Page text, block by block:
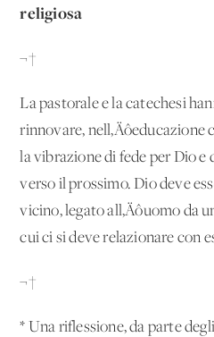
religiosa
¬†
La pastorale e la catechesi
rinnovare, nell‚Äôeducazione
la vibrazione di fede per Dio
verso il prossimo. Dio deve
vicino, legato all‚Äôuomo da
cui ci si deve relazionare con
¬†
* Una riflessione, da parte